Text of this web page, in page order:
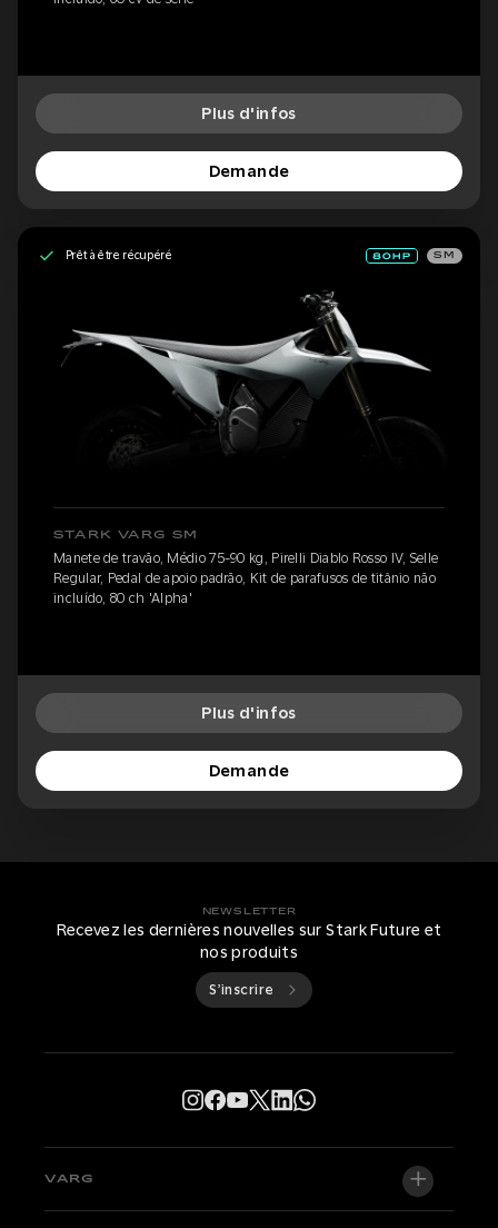
Plus d'infos
Demande
Prêt à être récupéré SM
STARK VARG SM
Manete de travão, Médio 75-90 kg, Pirelli Diablo Rosso IV, Selle
Regular, Pedal de apoio padrão, Kit de parafusos de titânio não
incluído, 80 ch 'Alpha'
Plus d'infos
Demande
NEWSLETTER
Recevez les dernières nouvelles sur Stark Future et
nos produits
S’inscrire
VARG